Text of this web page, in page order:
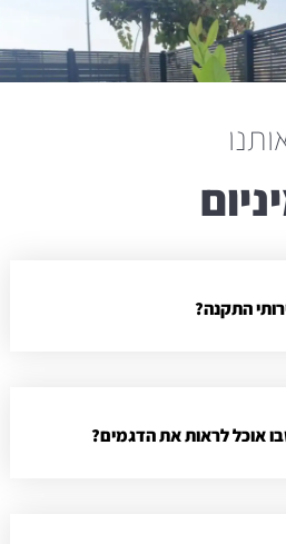
התקנה?
אוכל לראות את הדגמים?